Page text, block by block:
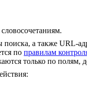
а также URL-
по правилам
только по